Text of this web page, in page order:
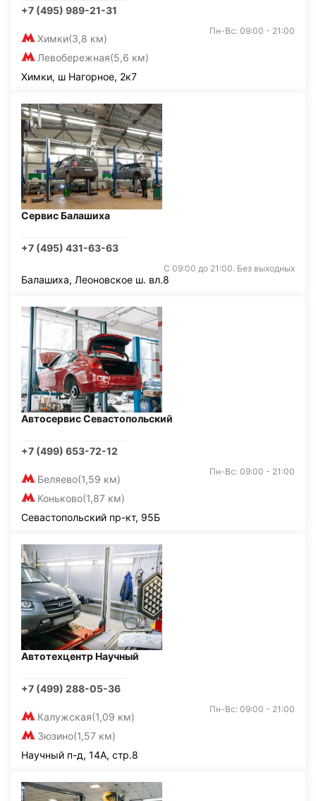
+7 (495) 989-21-31
Химки(3,8 км)
Левобережная(5,6 км)
Пн-Вс: 09:00 - 21:00
Химки, ш Нагорное, 2к7
Сервис Балашиха
+7 (495) 431-63-63
С 09:00 до 21:00. Без выходных
Балашиха, Леоновское ш. вл.8
Автосервис Севастопольский
+7 (499) 653-72-12
Беляево(1,59 км)
Коньково(1,87 км)
Пн-Вс: 09:00 - 21:00
Севастопольский пр-кт, 95Б
Автотехцентр Научный
+7 (499) 288-05-36
Калужская(1,09 км)
Зюзино(1,57 км)
Пн-Вс: 09:00 - 21:00
Научный п-д, 14А, стр.8